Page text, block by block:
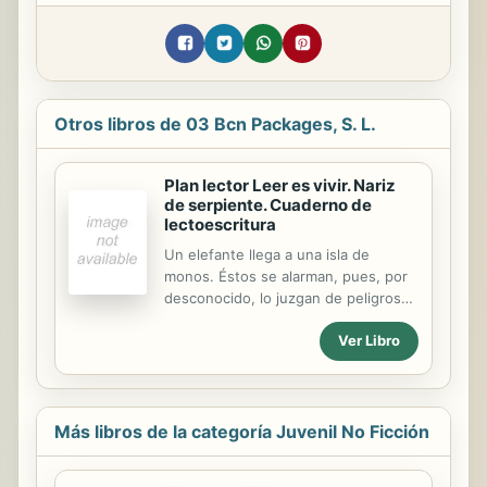
Otros libros de 03 Bcn Packages, S. L.
Plan lector Leer es vivir. Nariz
de serpiente. Cuaderno de
lectoescritura
Un elefante llega a una isla de
monos. Éstos se alarman, pues, por
desconocido, lo juzgan de peligroso,
El elefante intenta establecer
amables relaciones, pero el miedo
hace que los monos le reciban con
muy malos modos. Finalmente, un
accidente convierte en héroe a
nuestro protagonista y los monos
preguntan quién es. Y es que el
Ver Libro
Más libros de la categoría Juvenil No Ficción